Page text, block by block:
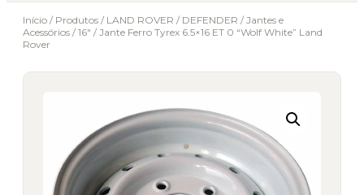
Início / Produtos / LAND ROVER / DEFENDER / Jantes e
Acessórios / 16" / Jante Ferro Tyrex 6.5×16 ET 0 “Wolf White” Land
Rover